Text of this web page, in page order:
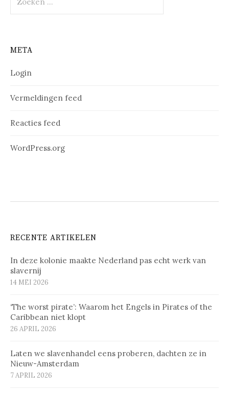
naar:
META
Login
Vermeldingen feed
Reacties feed
WordPress.org
RECENTE ARTIKELEN
In deze kolonie maakte Nederland pas echt werk van
slavernij
14 MEI 2026
‘The worst pirate’: Waarom het Engels in Pirates of the
Caribbean niet klopt
26 APRIL 2026
Laten we slavenhandel eens proberen, dachten ze in
Nieuw-Amsterdam
7 APRIL 2026